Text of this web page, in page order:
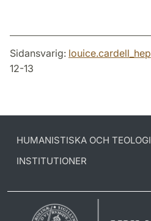
Sidansvarig:
12-13
HUMANISTISKA OCH
INSTITUTIONER